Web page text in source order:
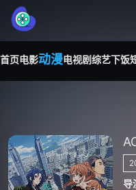
首页电影动漫电视剧综艺下饭
导